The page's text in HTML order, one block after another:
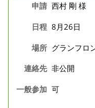
申請 西村 剛 様
日程 8月26日
場所 グランフロ
連絡先 非公開
一般参加 可